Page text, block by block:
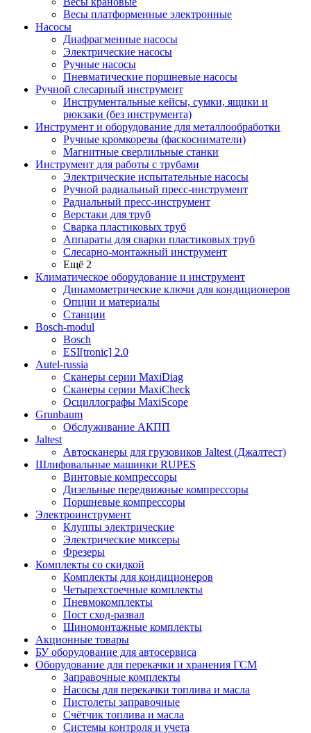
Весы платформенные электронные
Насосы
Диафрагменные насосы
Электрические насосы
Ручные насосы
Пневматические поршневые насосы
Ручной слесарный инструмент
Инструментальные кейсы, сумки, ящики и
рюкзаки (без инструмента)
Инструмент и оборудование для металлообработки
Ручные кромкорезы (фаскосниматели)
Магнитные сверлильные станки
Инструмент для работы с трубами
Электрические испытательные насосы
Ручной радиальный пресс-инструмент
Радиальный пресс-инструмент
Верстаки для труб
Сварка пластиковых труб
Аппараты для сварки пластиковых труб
Слесарно-монтажный инструмент
Ещё 2
Климатическое оборудование и инструмент
Динамометрические ключи для кондиционеров
Опции и материалы
Станции
Bosch-modul
Bosch
ESI[tronic] 2.0
Autel-russia
Сканеры серии MaxiDiag
Сканеры серии MaxiCheck
Осциллографы MaxiScope
Grunbaum
Обслуживание АКПП
Jaltest
Автосканеры для грузовиков Jaltest (Джалтест)
Шлифовальные машинки RUPES
Винтовые компрессоры
Дизельные передвижные компрессоры
Поршневые компрессоры
Электроинструмент
Клуппы электрические
Электрические миксеры
Фрезеры
Комплекты со скидкой
Комплекты для кондиционеров
Четырехстоечные комплекты
Пневмокомплекты
Пост сход-развал
Шиномонтажные комплекты
Акционные товары
БУ оборудование для автосервиса
Оборудование для перекачки и хранения ГСМ
Заправочные комплекты
Насосы для перекачки топлива и масла
Пистолеты заправочные
Счётчик топлива и масла
Системы контроля и учета